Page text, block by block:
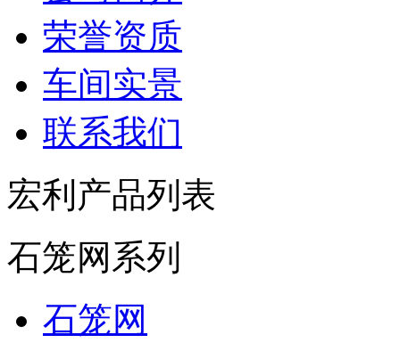
荣誉资质
车间实景
联系我们
宏利产品列表
石笼网系列
石笼网